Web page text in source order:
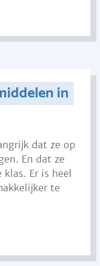
in
dat ze op
En dat ze
Er is heel
te